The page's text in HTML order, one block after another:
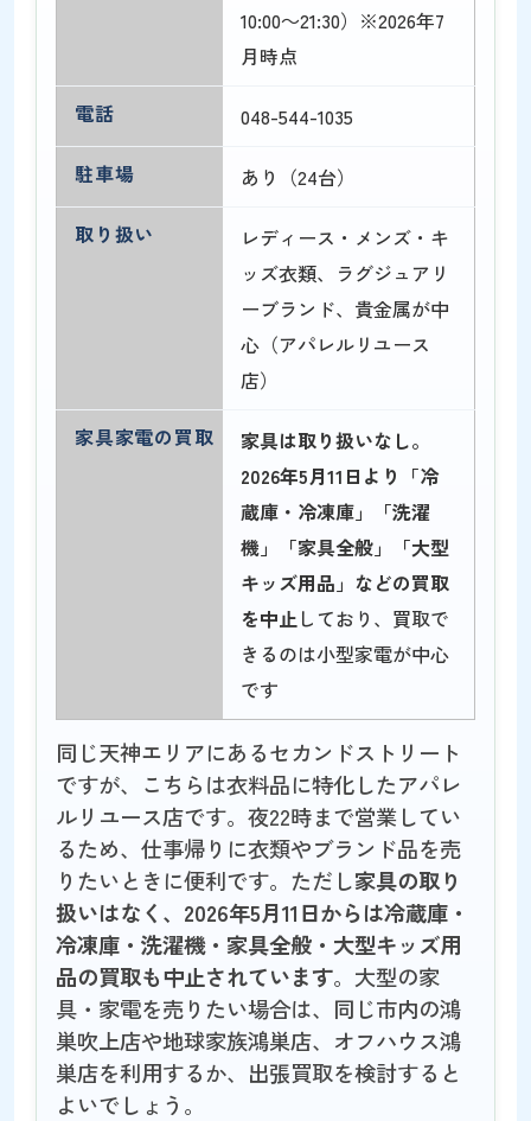
10:00～21:30）※2026年7
月時点
電話
048-544-1035
駐車場
あり（24台）
取り扱い
レディース・メンズ・キ
ッズ衣類、ラグジュアリ
ーブランド、貴金属が中
心（アパレルリユース
店）
家具家電の買取
家具は取り扱いなし。
2026年5月11日より「冷
蔵庫・冷凍庫」「洗濯
機」「家具全般」「大型
キッズ用品」などの買取
を中止しており、買取で
きるのは小型家電が中心
です
同じ天神エリアにあるセカンドストリート
ですが、こちらは衣料品に特化したアパレ
ルリユース店です。夜22時まで営業してい
るため、仕事帰りに衣類やブランド品を売
りたいときに便利です。ただし家具の取り
扱いはなく、2026年5月11日からは冷蔵庫・
冷凍庫・洗濯機・家具全般・大型キッズ用
品の買取も中止されています。大型の家
具・家電を売りたい場合は、同じ市内の鴻
巣吹上店や地球家族鴻巣店、オフハウス鴻
巣店を利用するか、出張買取を検討すると
よいでしょう。